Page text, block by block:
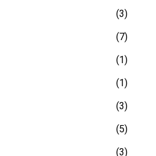
(3)
(7)
(1)
(1)
(3)
(5)
(3)